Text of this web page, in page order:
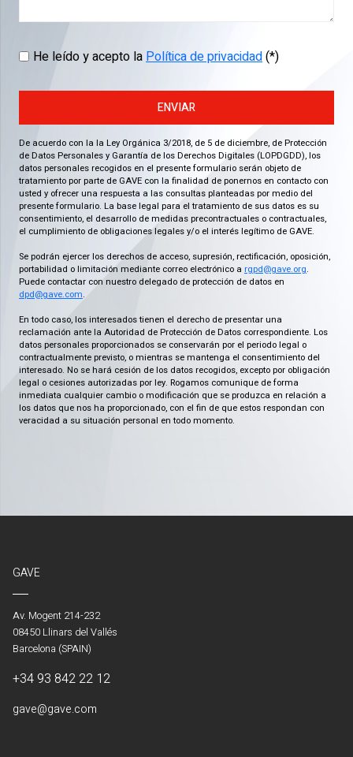
He leído y acepto laPolítica de privacidad(*)
ENVIAR
De acuerdo con la la Ley Orgánica 3/2018, de 5 de diciembre, de Protección
de Datos Personales y Garantía de los Derechos Digitales (LOPDGDD), los
datos personales recogidos en el presente formulario serán objeto de
tratamiento por parte de GAVE con la finalidad de ponernos en contacto con
usted y ofrecer una respuesta a las consultas planteadas por medio del
presente formulario. La base legal para el tratamiento de sus datos es su
consentimiento, el desarrollo de medidas precontractuales o contractuales,
el cumplimiento de obligaciones legales y/o el interés legítimo de GAVE.
Se podrán ejercer los derechos de acceso, supresión, rectificación, oposición,
portabilidad o limitación mediante correo electrónico a rgpd@gave.org.
Puede contactar con nuestro delegado de protección de datos en
dpd@gave.com.
En todo caso, los interesados tienen el derecho de presentar una
reclamación ante la Autoridad de Protección de Datos correspondiente. Los
datos personales proporcionados se conservarán por el periodo legal o
contractualmente previsto, o mientras se mantenga el consentimiento del
interesado. No se hará cesión de los datos recogidos, excepto por obligación
legal o cesiones autorizadas por ley. Rogamos comunique de forma
inmediata cualquier cambio o modificación que se produzca en relación a
los datos que nos ha proporcionado, con el fin de que estos respondan con
veracidad a su situación personal en todo momento.
GAVE
Av. Mogent 214-232
08450 Llinars del Vallés
Barcelona (SPAIN)
+34 93 842 22 12
gave@gave.com